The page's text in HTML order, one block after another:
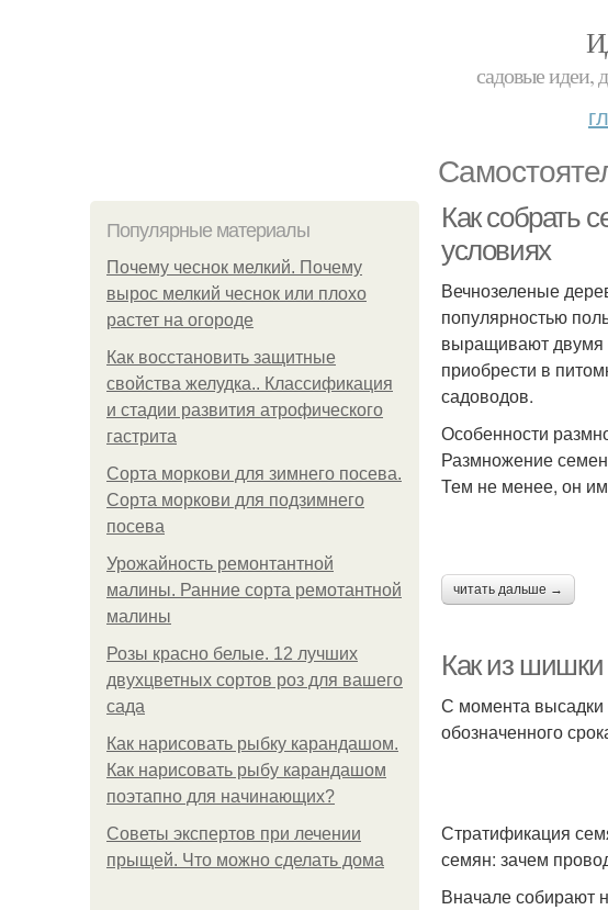
садовые идеи,
Популярные материалы
Почему чеснок мелкий. Почему
вырос мелкий чеснок или плохо
растет на огороде
Как восстановить защитные
свойства желудка.. Классификация
и стадии развития атрофического
гастрита
Сорта моркови для зимнего посева.
Сорта моркови для подзимнего
посева
Урожайность ремонтантной
малины. Ранние сорта ремотантной
малины
Розы красно белые. 12 лучших
двухцветных сортов роз для вашего
сада
Как нарисовать рыбку карандашом.
Как нарисовать рыбу карандашом
поэтапно для начинающих?
Советы экспертов при лечении
прыщей. Что можно сделать дома
Как собрать
условиях
Вечнозеленые
популярностью
выращивают двумя
приобрести в
садоводов.
Особенности
Размножение
Тем не менее, он
читать дальше →
Как из
С момента высадки
обозначенного
Стратификация
семян: зачем
Вначале собирают